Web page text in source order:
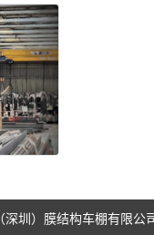
圳）膜结构车棚有限公